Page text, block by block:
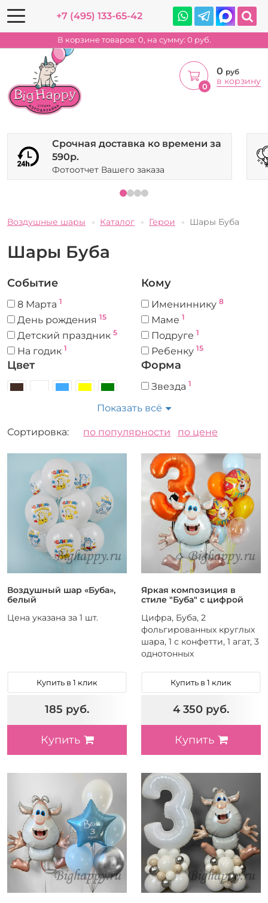
+7 (495) 133-65-42
В корзине товаров: 0, на сумму: 0 руб.
0
0 руб
в корзину
Срочная доставка ко времени за
590р.
Фотоотчет Вашего заказа
Воздушные шары Каталог Герои Шары Буба
Шары Буба
Событие
8 Марта 1
День рождения 15
Детский праздник 5
На годик 1
Кому
Имениннику 8
Маме 1
Подруге 1
Ребенку 15
Цвет Форма
Звезда 1
Круглый
Фигура из шаров
Показать всё
Сортировка: по популярности по цене
Воздушный шар «Буба»,
белый
Цена указана за 1 шт.
Купить в 1 клик
185 руб.
Купить
Яркая композиция в
стиле "Буба" с цифрой
Цифра, Буба, 2
фольгированных круглых
шара, 1 с конфетти, 1 агат, 3
однотонных
Купить в 1 клик
4 350 руб.
Купить